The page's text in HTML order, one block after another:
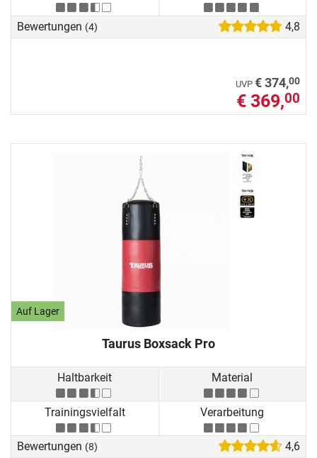
Bewertungen (4) 4,8
UVP € 374,00
€ 369,00
Auf Lager
Taurus Boxsack Pro
Haltbarkeit Material
Trainingsvielfalt Verarbeitung
Bewertungen (8) 4,6